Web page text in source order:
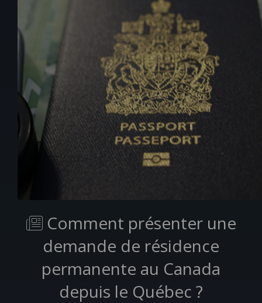
Comment présenter une
demande de résidence
permanente au Canada
depuis le Québec ?